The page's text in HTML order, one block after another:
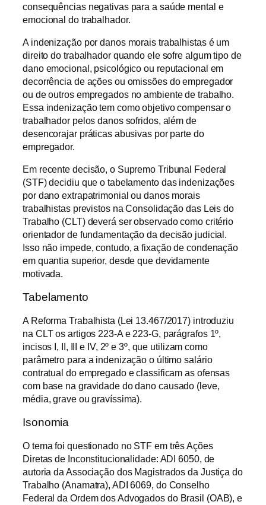
consequências negativas para a saúde mental e
emocional do trabalhador.
A indenização por danos morais trabalhistas é um
direito do trabalhador quando ele sofre algum tipo de
dano emocional, psicológico ou reputacional em
decorrência de ações ou omissões do empregador
ou de outros empregados no ambiente de trabalho.
Essa indenização tem como objetivo compensar o
trabalhador pelos danos sofridos, além de
desencorajar práticas abusivas por parte do
empregador.
Em recente decisão, o Supremo Tribunal Federal
(STF) decidiu que o tabelamento das indenizações
por dano extrapatrimonial ou danos morais
trabalhistas previstos na Consolidação das Leis do
Trabalho (CLT) deverá ser observado como critério
orientador de fundamentação da decisão judicial.
Isso não impede, contudo, a fixação de condenação
em quantia superior, desde que devidamente
motivada.
Tabelamento
A Reforma Trabalhista (Lei 13.467/2017) introduziu
na CLT os artigos 223-A e 223-G, parágrafos 1º,
incisos I, II, III e IV,​ 2º e 3º, que utilizam como
parâmetro para a indenização o último salário
contratual do empregado e classificam as ofensas
com base na gravidade do dano causado (leve,
média, grave ou gravíssima).
Isonomia
O tema foi questionado no STF em três Ações
Diretas de Inconstitucionalidade: ADI 6050, de
autoria da Associação dos Magistrados da Justiça do
Trabalho (Anamatra), ADI 6069, do Conselho
Federal da Ordem dos Advogados do Brasil (OAB), e